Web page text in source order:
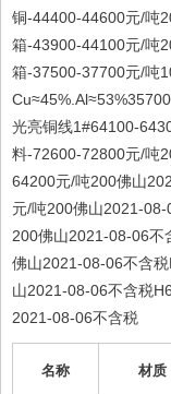
铜-44400-44600元/吨
箱-43900-44100元/吨
箱-37500-37700元/吨
光亮铜线1#64100-
料-72600-72800元/吨
64200元/吨200佛山
元/吨200佛山2021-
200佛山2021-08-06不
佛山2021-08-06不含
山2021-08-06不含税
2021-08-06不含税
名称 材质